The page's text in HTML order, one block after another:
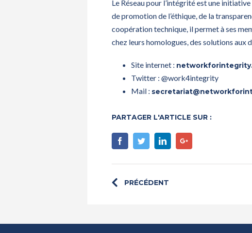
Le Réseau pour l’intégrité est une
de promotion de l’éthique, de la
coopération technique, il permet à ses
chez leurs homologues, des solutions aux
Site internet :
Twitter : @work4integrity
Mail :
PARTAGER L'ARTICLE SUR :
FacebookTwitterLinkedinGoogle+
PRÉCÉDENT